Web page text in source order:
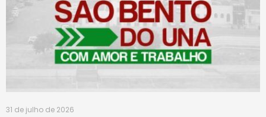
31 de julho de 2026